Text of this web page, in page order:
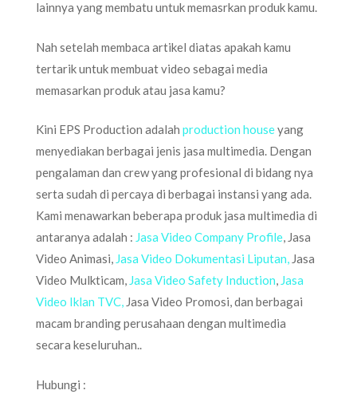
lainnya yang membatu untuk memasrkan produk kamu.
Nah setelah membaca artikel diatas apakah kamu
tertarik untuk membuat video sebagai media
memasarkan produk atau jasa kamu?
Kini EPS Production adalah production houseyang
menyediakan berbagai jenis jasa multimedia. Dengan
pengalaman dan crew yang profesional di bidang nya
serta sudah di percaya di berbagai instansi yang ada.
Kami menawarkan beberapa produk jasa multimedia di
antaranya adalah : Jasa Video Company Profile, Jasa
Video Animasi, Jasa Video Dokumentasi Liputan, Jasa
Video Mulkticam, Jasa Video Safety Induction, Jasa
Video Iklan TVC, Jasa Video Promosi, dan berbagai
macam branding perusahaan dengan multimedia
secara keseluruhan..
Hubungi :